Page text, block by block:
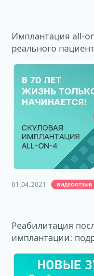
Имплантация all-
реального
01.04.2021 ВИДЕООТЗЫВ
Реабилитация
имплантации: